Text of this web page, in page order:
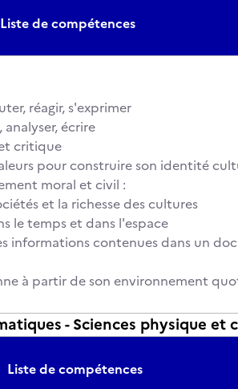
Liste de compétences
réagir, s'exprimer
écrire
critique
pour construire son identité
moral et civil :
et la richesse des cultures
le temps et dans l'espace
informations contenues dans un
à partir de son environnement
- Sciences physique et
Liste de compétences